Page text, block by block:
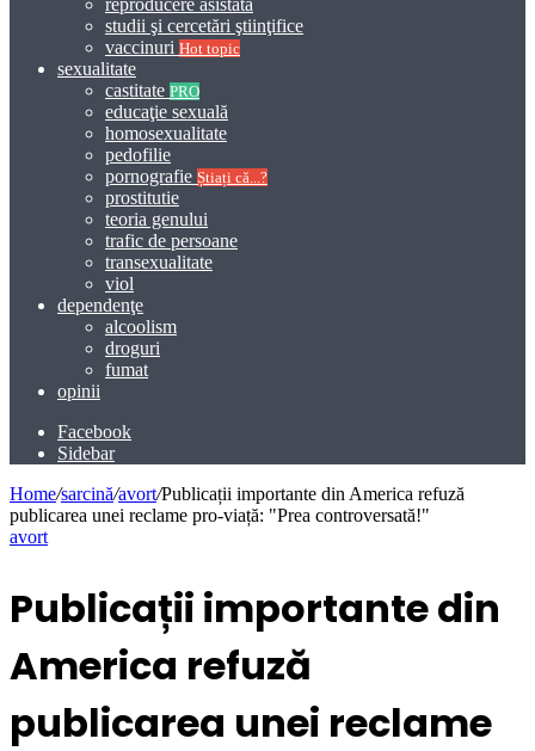
reproducere asistată
studii şi cercetări ştiinţifice
vaccinuri Hot topic
sexualitate
castitate PRO
educaţie sexuală
homosexualitate
pedofilie
pornografie Știați că...?
prostitutie
teoria genului
trafic de persoane
transexualitate
viol
dependenţe
alcoolism
droguri
fumat
opinii
Facebook
Sidebar
Home/sarcină/avort/Publicații importante din America refuză
publicarea unei reclame pro-viață: "Prea controversată!"
avort
Publicații importante din
America refuză
publicarea unei reclame